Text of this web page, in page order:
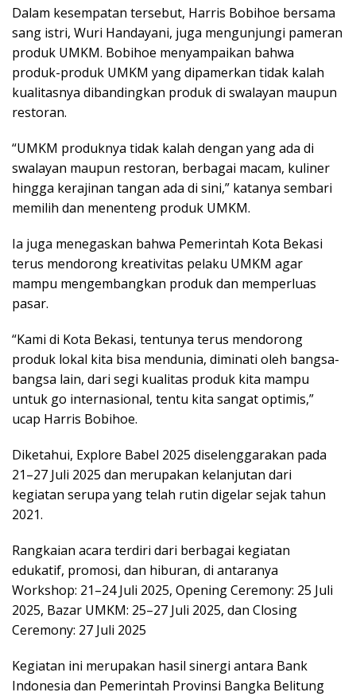
Dalam kesempatan tersebut, Harris Bobihoe bersama
sang istri, Wuri Handayani, juga mengunjungi pameran
produk UMKM. Bobihoe menyampaikan bahwa
produk-produk UMKM yang dipamerkan tidak kalah
kualitasnya dibandingkan produk di swalayan maupun
restoran.
‎“UMKM produknya tidak kalah dengan yang ada di
swalayan maupun restoran, berbagai macam, kuliner
hingga kerajinan tangan ada di sini,” katanya sembari
memilih dan menenteng produk UMKM.
Ia juga menegaskan bahwa Pemerintah Kota Bekasi
terus mendorong kreativitas pelaku UMKM agar
mampu mengembangkan produk dan memperluas
pasar.
‎“Kami di Kota Bekasi, tentunya terus mendorong
produk lokal kita bisa mendunia, diminati oleh bangsa-
bangsa lain, dari segi kualitas produk kita mampu
untuk go internasional, tentu kita sangat optimis,”
ucap Harris Bobihoe.
‎Diketahui, Explore Babel 2025 diselenggarakan pada
21–27 Juli 2025 dan merupakan kelanjutan dari
kegiatan serupa yang telah rutin digelar sejak tahun
2021.
Rangkaian acara terdiri dari berbagai kegiatan
edukatif, promosi, dan hiburan, di antaranya
Workshop: 21–24 Juli 2025, Opening Ceremony: 25 Juli
2025, Bazar UMKM: 25–27 Juli 2025, dan Closing
Ceremony: 27 Juli 2025
Kegiatan ini merupakan hasil sinergi antara Bank
Indonesia dan Pemerintah Provinsi Bangka Belitung